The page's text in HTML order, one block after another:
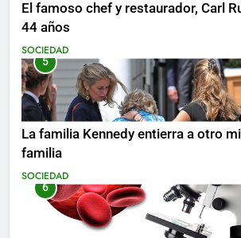
El famoso chef y restaurador, Carl
44 años
SOCIEDAD
5
La familia Kennedy entierra a otro
familia
SOCIEDAD
6